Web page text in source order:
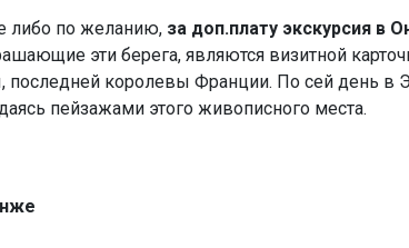
либо по желанию, за доп.плату экскурсия в
эти берега, являются визитной
последней королевы Франции. По сей день
пейзажами этого живописного места.